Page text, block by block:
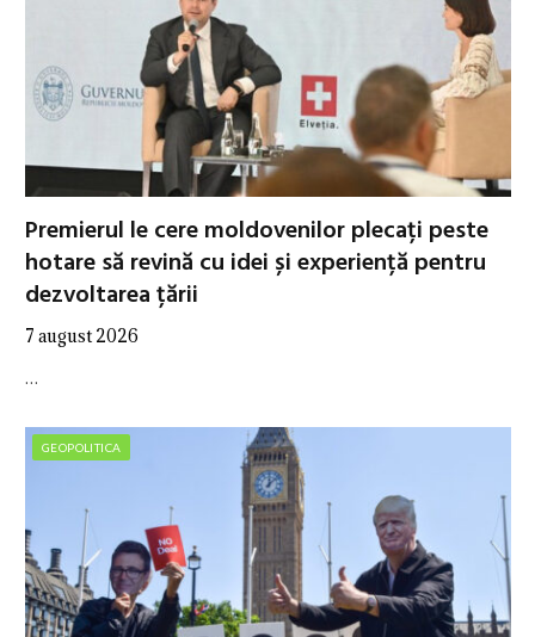
Premierul le cere moldovenilor plecați peste
hotare să revină cu idei și experiență pentru
dezvoltarea țării
7 august 2026
…
GEOPOLITICA